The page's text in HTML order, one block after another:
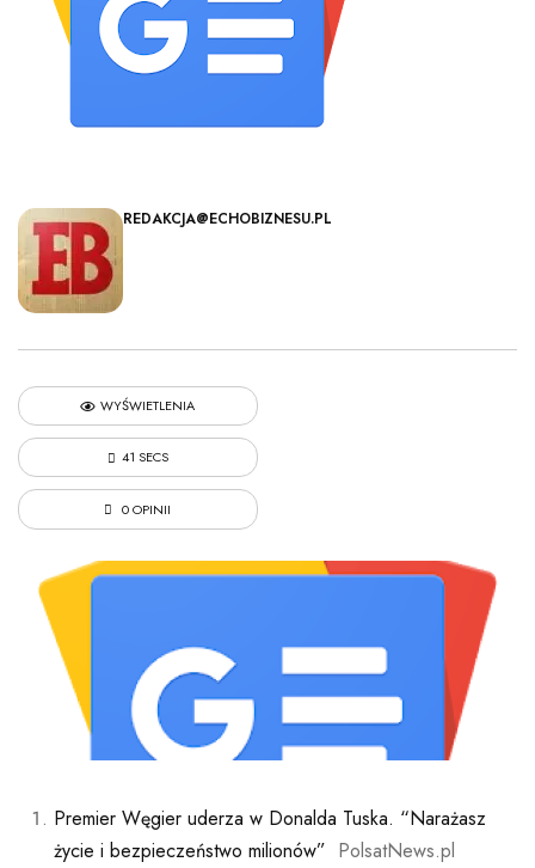
REDAKCJA@ECHOBIZNESU.PL
WYŚWIETLENIA
41 SECS
0 OPINII
Premier Węgier uderza w Donalda Tuska. “Narażasz
życie i bezpieczeństwo milionów” PolsatNews.pl